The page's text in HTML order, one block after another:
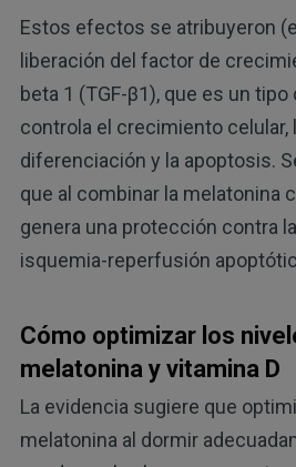
Estos efectos se atribuyeron
liberación del factor de
beta 1 (TGF-β1), que es un
controla el crecimiento celular,
diferenciación y la apoptosis.
que al combinar la melatonina
genera una protección contra
isquemia-reperfusión
Cómo optimizar los
melatonina y vitamina D
La evidencia sugiere que
melatonina al dormir